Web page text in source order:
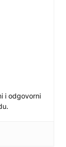
i odgovorni